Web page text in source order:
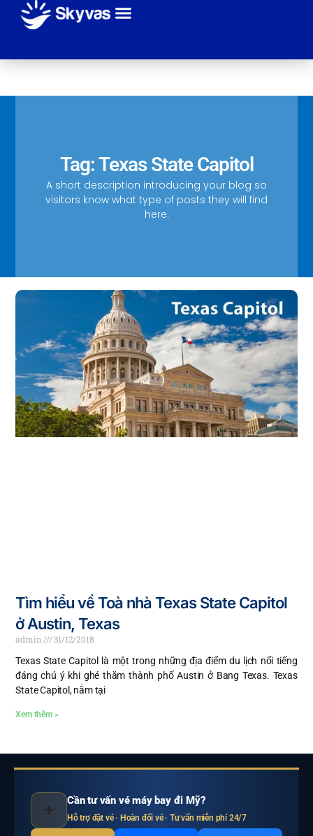
Tag: Texas State Capitol
A short description introducing your blog so
visitors know what type of posts they will find
here.
Tìm hiểu về Toà nhà Texas State Capitol
ở Austin, Texas
admin
31/12/2018
Texas State Capitol là một trong những địa điểm du lịch nổi tiếng
đáng chú ý khi ghé thăm thành phố Austin ở Bang Texas. Texas
State Capitol, nằm tại
Xem thêm »
✈
Cần tư vấn vé máy bay đi Mỹ?
Hỗ trợ đặt vé · Hoàn đổi vé · Tư vấn miễn phí 24/7